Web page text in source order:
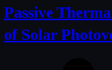
Passive
of Solar